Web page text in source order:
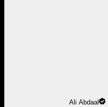
Ali Abdaal